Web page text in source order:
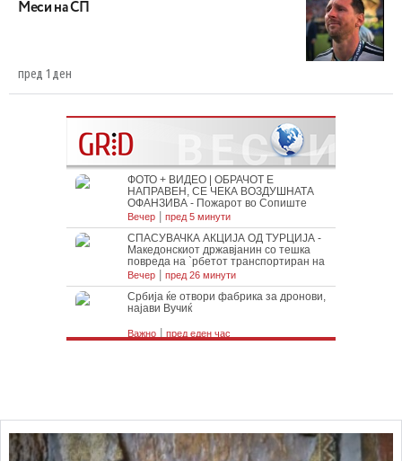
Меси на СП
пред 1 ден